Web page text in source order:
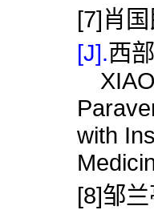
[7]肖
[J].西
XIAO
with
[8]邹